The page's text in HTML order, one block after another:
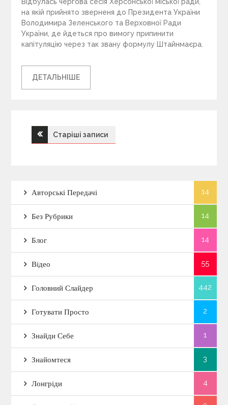
Відбулась чергова сесія Херсонської міської ради,
на якій прийнято зверненя до Президента України
Володимира Зеленського та Верховної Ради
України, де йдеться про вимогу припинити
капітуляцію через так звану формулу Штайнмаєра.
ДЕТАЛЬНІШЕ
Н
в
і
г
а
ц
і
я
з
а
Старіші записи
Авторські Передачі 14
Без Рубрики 14
Блог 14
Відео 55
Головний Слайдер 442
Готувати Просто 2
Знайди Себе 1
Знайомтеся 3
Лонгріди 4